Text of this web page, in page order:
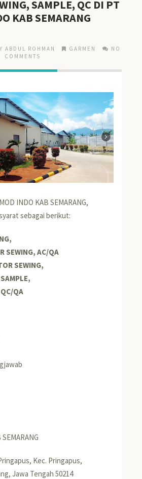
SAMPLE, QC DI PT
KAB SEMARANG
ABDUL ROHMAN GARMEN
NO
COMMENTS
INDO KAB SEMARANG,
sebagai berikut:
SEWING, AC/QA
SEWING,
QA
Kec. Pringapus,
Jawa Tengah 50214